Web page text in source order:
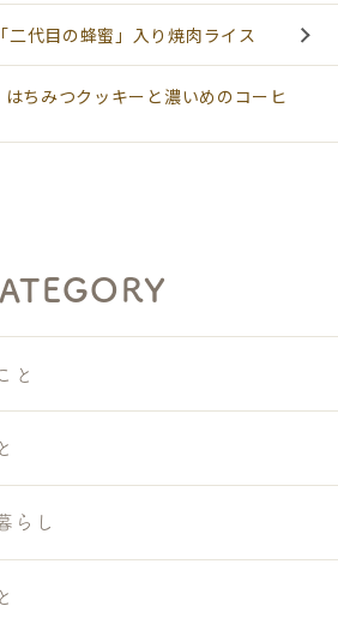
二代目の蜂蜜」入り焼肉ライス
はちみつクッキーと濃いめのコーヒ
と
らし